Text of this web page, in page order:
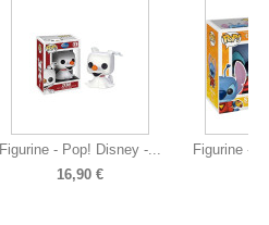
Figurine - Pop! Disney -...
16,90 €
Figurine -